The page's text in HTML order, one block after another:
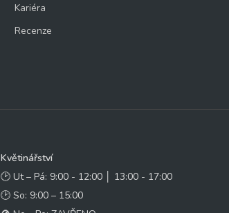
Kariéra
Recenze
Květinářství
🕑 Ut – Pá: 9:00 - 12:00 │ 13:00 - 17:00
🕑 So: 9:00 – 15:00